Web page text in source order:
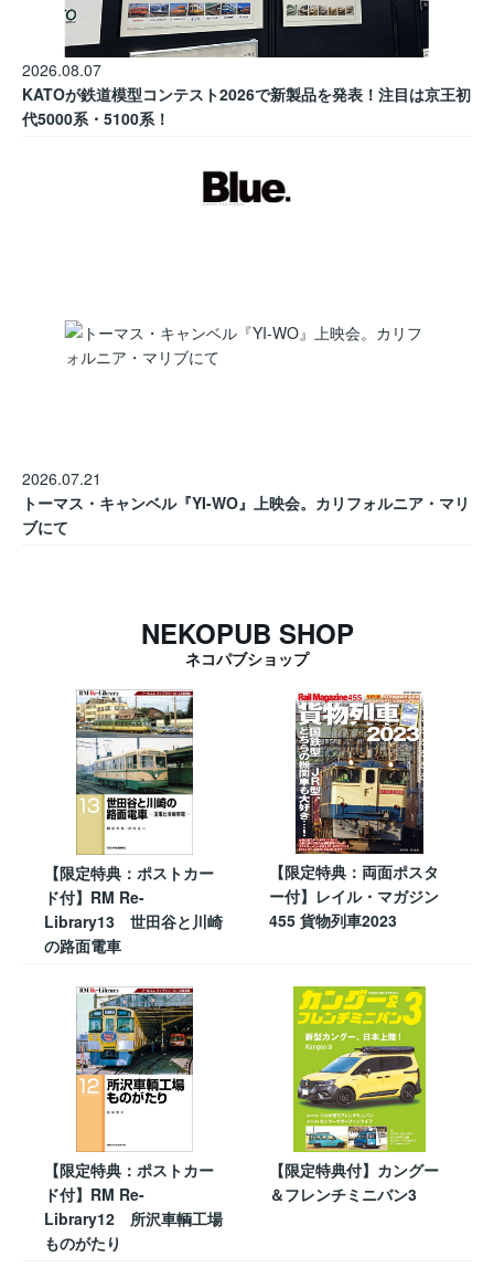
2026.08.07
KATOが鉄道模型コンテスト2026で新製品を発表！注目は京王初
代5000系・5100系！
2026.07.21
トーマス・キャンベル『YI-WO』上映会。カリフォルニア・マリ
ブにて
NEKOPUB SHOP
ネコパブショップ
【限定特典：ポストカー
ド付】RM Re-
Library13 世田谷と川崎
の路面電車
【限定特典：両面ポスタ
ー付】レイル・マガジン
455 貨物列車2023
【限定特典：ポストカー
ド付】RM Re-
Library12 所沢車輌工場
ものがたり
【限定特典付】カングー
＆フレンチミニバン3